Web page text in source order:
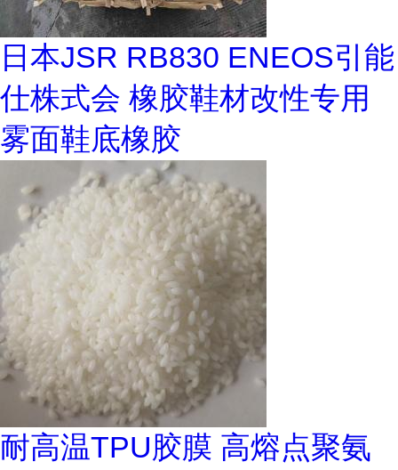
日本JSR RB830 ENEOS引能
仕株式会 橡胶鞋材改性专用
雾面鞋底橡胶
耐高温TPU胶膜 高熔点聚氨